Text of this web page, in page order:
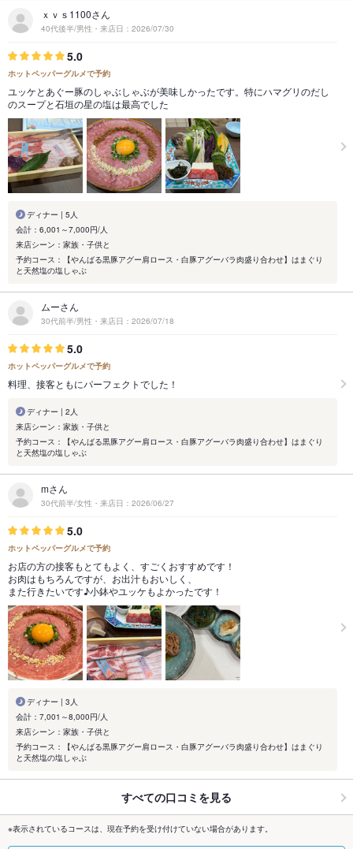
ｘｖｓ1100さん
40代後半/男性・来店日：2026/07/30
5.0
ホットペッパーグルメで予約
ユッケとあぐー豚のしゃぶしゃぶが美味しかったです。特にハマグリのだし
のスープと石垣の星の塩は最高でした
ディナー | 5人
会計：6,001～7,000円/人
来店シーン：家族・子供と
予約コース：【やんばる黒豚アグー肩ロース・白豚アグーバラ肉盛り合わせ】はまぐり
と天然塩の塩しゃぶ
ムーさん
30代前半/男性・来店日：2026/07/18
5.0
ホットペッパーグルメで予約
料理、接客ともにパーフェクトでした！
ディナー | 2人
来店シーン：家族・子供と
予約コース：【やんばる黒豚アグー肩ロース・白豚アグーバラ肉盛り合わせ】はまぐり
と天然塩の塩しゃぶ
mさん
30代前半/女性・来店日：2026/06/27
5.0
ホットペッパーグルメで予約
お店の方の接客もとてもよく、すごくおすすめです！
お肉はもちろんですが、お出汁もおいしく、
また行きたいです♪小鉢やユッケもよかったです！
ディナー | 3人
会計：7,001～8,000円/人
来店シーン：家族・子供と
予約コース：【やんばる黒豚アグー肩ロース・白豚アグーバラ肉盛り合わせ】はまぐり
と天然塩の塩しゃぶ
すべての口コミを見る
※表示されているコースは、現在予約を受け付けていない場合があります。